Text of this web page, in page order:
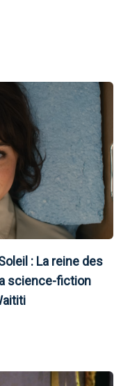
: La reine des
science-fiction